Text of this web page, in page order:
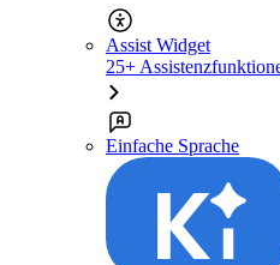
Assist Widget
25+
Einfache Sprache